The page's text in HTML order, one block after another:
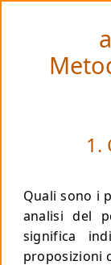
1.
Quali sono i
analisi del
significa
proposizioni